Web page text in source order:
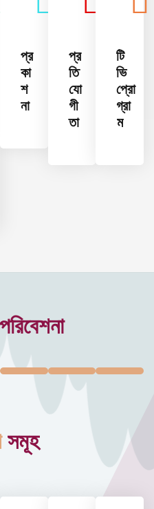
প্র
কা
শ
না
প্র
তি
যো
গী
তা
টি
ভি
প্রো
গ্রা
ম
পরিবেশনা
সমূহ